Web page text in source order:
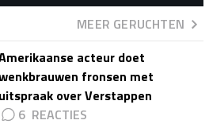
MEER GERUCHTEN
acteur doet
fronsen met
over Verstappen
6